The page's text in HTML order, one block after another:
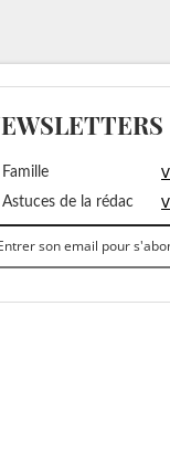
Famille
Astuces de la rédac